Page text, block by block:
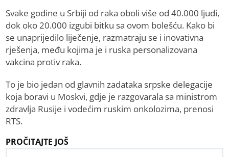
Svake godine u Srbiji od raka oboli više od 40.000 ljudi,
dok oko 20.000 izgubi bitku sa ovom bolešću. Kako bi
se unaprijedilo liječenje, razmatraju se i inovativna
rješenja, među kojima je i ruska personalizovana
vakcina protiv raka.
To je bio jedan od glavnih zadataka srpske delegacije
koja boravi u Moskvi, gdje je razgovarala sa ministrom
zdravlja Rusije i vodećim ruskim onkolozima, prenosi
RTS.
PROČITAJTE JOŠ